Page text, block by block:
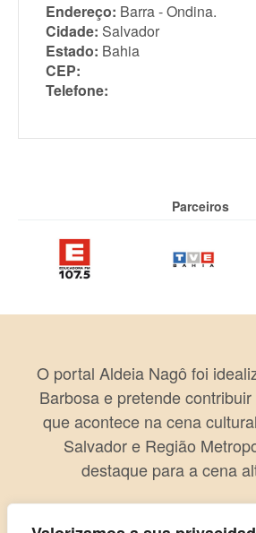
Endereço: Barra - Ondina.
Cidade: Salvador
Estado: Bahia
CEP:
Telefone:
Parceiros
O portal Aldeia Nagô foi
Barbosa e pretende
que acontece na cena
Salvador e Região
destaque para a cena